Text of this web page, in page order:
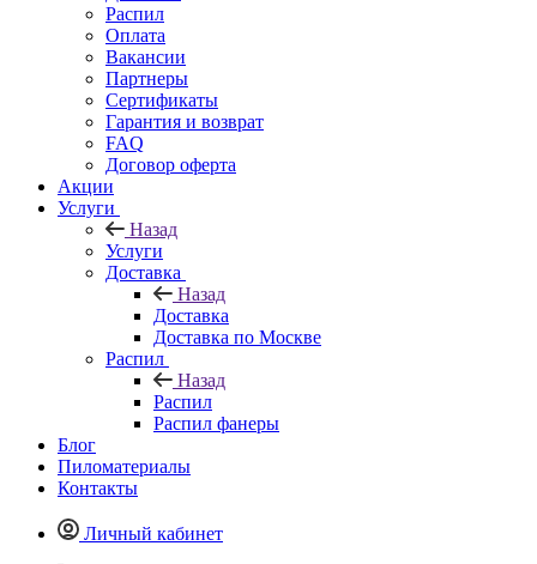
Распил
Оплата
Вакансии
Партнеры
Сертификаты
Гарантия и возврат
FAQ
Договор оферта
Акции
Услуги
Назад
Услуги
Доставка
Назад
Доставка
Доставка по Москве
Распил
Назад
Распил
Распил фанеры
Блог
Пиломатериалы
Контакты
Личный кабинет